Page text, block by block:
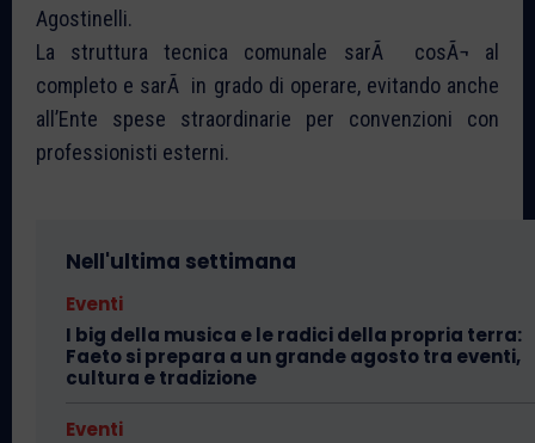
Agostinelli.
La struttura tecnica comunale sarÃ cosÃ¬ al
completo e sarÃ in grado di operare, evitando anche
all’Ente spese straordinarie per convenzioni con
professionisti esterni.
Nell'ultima settimana
Eventi
I big della musica e le radici della propria terra:
Faeto si prepara a un grande agosto tra eventi,
cultura e tradizione
Eventi